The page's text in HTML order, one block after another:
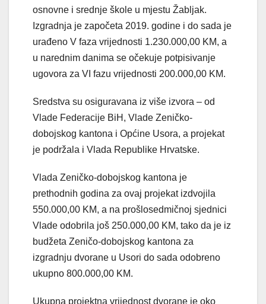
osnovne i srednje škole u mjestu Žabljak.
Izgradnja je započeta 2019. godine i do sada je
urađeno V faza vrijednosti 1.230.000,00 KM, a
u narednim danima se očekuje potpisivanje
ugovora za VI fazu vrijednosti 200.000,00 KM.
Sredstva su osiguravana iz više izvora – od
Vlade Federacije BiH, Vlade Zeničko-
dobojskog kantona i Općine Usora, a projekat
je podržala i Vlada Republike Hrvatske.
Vlada Zeničko-dobojskog kantona je
prethodnih godina za ovaj projekat izdvojila
550.000,00 KM, a na prošlosedmičnoj sjednici
Vlade odobrila još 250.000,00 KM, tako da je iz
budžeta Zeničo-dobojskog kantona za
izgradnju dvorane u Usori do sada odobreno
ukupno 800.000,00 KM.
Ukupna projektna vrijednost dvorane je oko